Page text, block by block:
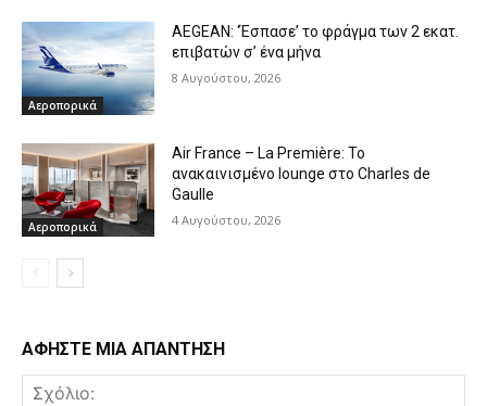
Αεροπορικά
AEGEAN: ‘Έσπασε’ το φράγμα των 2 εκατ.
επιβατών σ’ ένα μήνα
8 Αυγούστου, 2026
Αεροπορικά
Air France – La Première: Το
ανακαινισμένο lounge στο Charles de
Gaulle
4 Αυγούστου, 2026
ΑΦΗΣΤΕ ΜΙΑ ΑΠΑΝΤΗΣΗ